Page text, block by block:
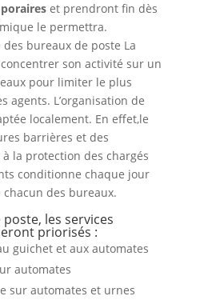
et prendront fin dès
le permettra.
bureaux de poste La
son activité sur un
pour limiter le plus
agents. L’organisation de
localement. En effet,le
barrières et des
la protection des chargés
conditionne chaque jour
chacun des bureaux.
les services
priorisés :
guichet et aux automates
automates
sur automates et urnes